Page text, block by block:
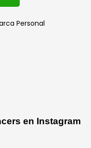
e
Personal
en Instagram